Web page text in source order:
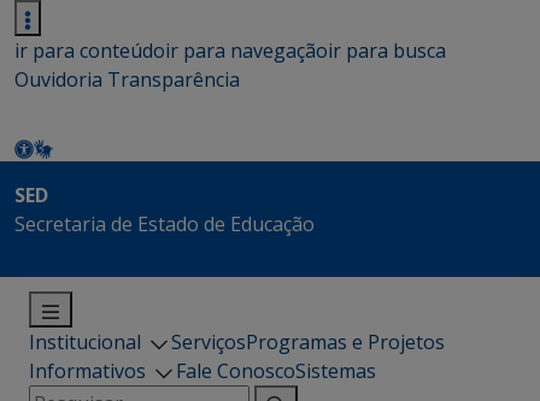
ir para conteúdoir para navegaçãoir para busca
Ouvidoria Transparência
SED
Secretaria de Estado de Educação
Institucional ServiçosProgramas e Projetos
Informativos
Fale ConoscoSistemas